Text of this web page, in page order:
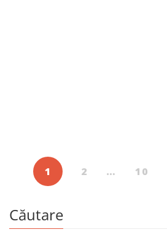
1 2 … 10
Căutare